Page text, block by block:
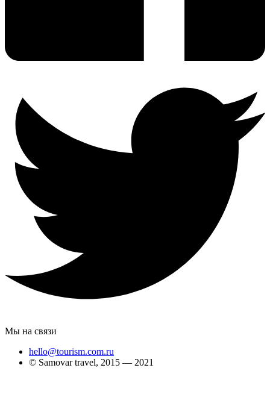
Мы на связи
hello@tourism.com.ru
© Samovar travel, 2015 — 2021